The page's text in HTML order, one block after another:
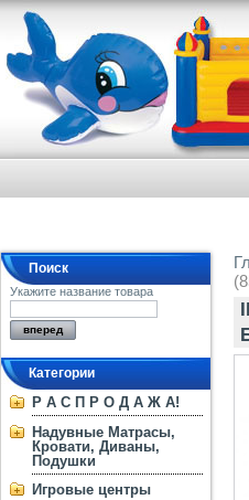
Поиск
Укажите название товара
Категории
Р А С П Р О Д А Ж А!
Надувные Матрасы,
Кровати, Диваны,
Подушки
Игровые центры